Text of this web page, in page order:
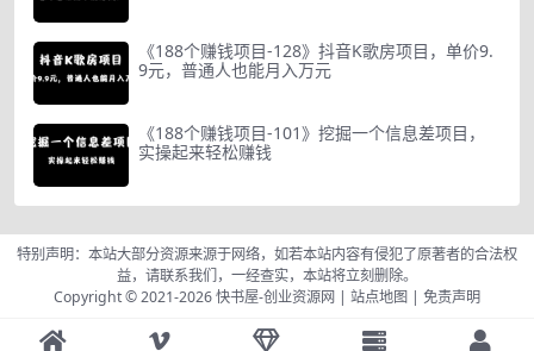
《188个赚钱项目-128》抖音K歌房项目，单价9.
9元，普通人也能月入万元
《188个赚钱项目-101》挖掘一个信息差项目，
实操起来轻松赚钱
特别声明：本站大部分资源来源于网络，如若本站内容有侵犯了原著者的合法权
益，请联系我们，一经查实，本站将立刻删除。
Copyright © 2021-2026快书屋-创业资源网 | 站点地图 | 免责声明